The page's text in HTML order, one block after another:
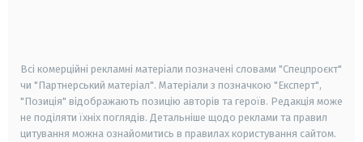
Всі комерційні рекламні матеріали позначені словами "Спецпроєкт"
чи "Партнерський матеріал". Матеріали з позначкою "Експерт",
"Позиція" відображають позицію авторів та героїв. Редакція може
не поділяти їхніх поглядів. Детальніше щодо реклами та правил
цитування можна ознайомитись в правилах користування сайтом.